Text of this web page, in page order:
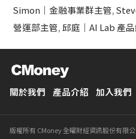
Simon｜金融事業群主管,
營運部主管,邱庭｜AI Lab 產
關於我們 產品介紹 加入我們
版權所有 CMoney 全曜財經資訊股份有限